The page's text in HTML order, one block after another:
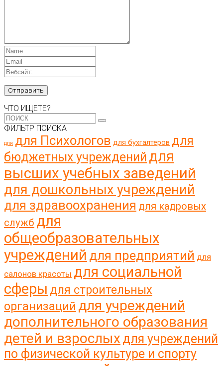
ЧТО ИЩЕТЕ?
ФИЛЬТР ПОИСКА
для для Психологов для бухгалтеров для
бюджетных учреждений для
высших учебных заведений
для дошкольных учреждений
для здравоохранения для кадровых
служб для
общеобразовательных
учреждений для предприятий для
салонов красоты для социальной
сферы для строительных
организаций для учреждений
дополнительного образования
детей и взрослых для учреждений
по физической культуре и спорту